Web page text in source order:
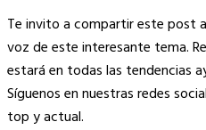
Te invito a compartir este post
voz de este interesante tema.
estará en todas las tendencias
Síguenos en nuestras redes
top y actual.